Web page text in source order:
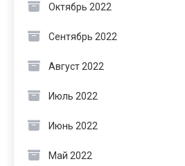
Октябрь 2022
Сентябрь 2022
Август 2022
Июль 2022
Июнь 2022
Май 2022